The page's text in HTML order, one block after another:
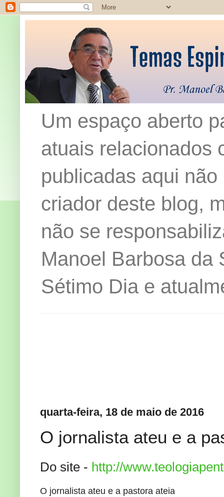
Um espaço aberto
atuais relacionados
publicadas aqui
criador deste blog,
não se
Manoel Barbosa da
Sétimo Dia e
quarta-feira, 18 de maio de 2016
O jornalista ateu e a
Do site - http://
O jornalista ateu e a pastora ateia